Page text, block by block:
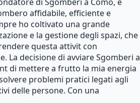
affidabile, efficiente e
ho coltivato una grande
e la gestione degli spazi, che
questa attivit con
La decisione di avviare Sgomberi a
di mettere a frutto la mia energia
problemi pratici legati agli
delle persone. Con una